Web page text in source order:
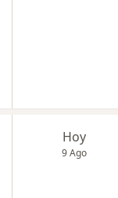
Hoy
9 Ago